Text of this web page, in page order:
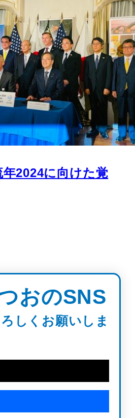
年2024に向けた覚
おのSNS
しくお願いしま